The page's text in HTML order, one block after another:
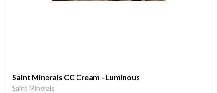
Saint Minerals CC Cream - Luminous
Saint Minerals